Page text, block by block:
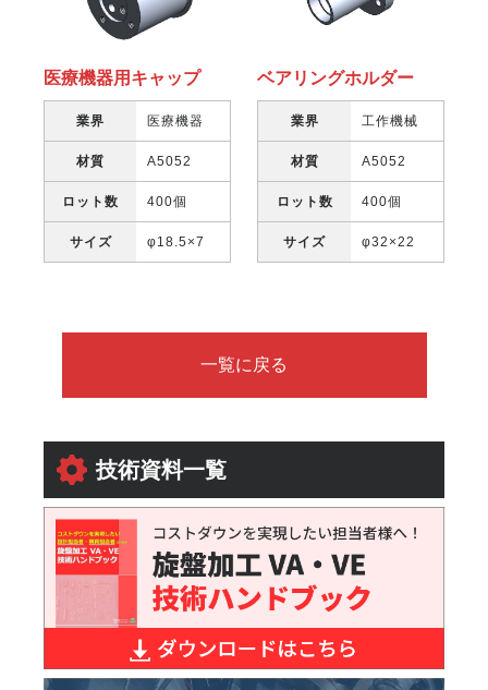
技術資料一覧
医療機器用キャップ
業界 医療機器
材質 A5052
ロット数 400個
サイズ φ18.5×7
ベアリングホルダー
業界 工作機械
材質 A5052
ロット数 400個
サイズ φ32×22
一覧に戻る